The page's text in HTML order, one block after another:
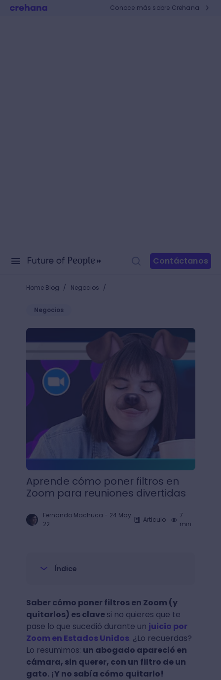
Conoce más sobre Crehana
Contáctanos
Home Blog / Negocios /
Negocios
Aprende cómo poner filtros en Zoom para
Aprende cómo poner filtros en
Zoom para reuniones divertidas
Fernando Machuca - 24 May
22
Articulo
7
min.
Índice
Saber cómo poner filtros en Zoom (y
quitarlos) es clavesi no quieres que te
pase lo que sucedió durante un juicio por
Zoom en Estados Unidos. ¿Lo recuerdas?
Lo resumimos: un abogado apareció en
cámara, sin querer, con un filtro de un
gato. ¡Y no sabía cómo quitarlo!